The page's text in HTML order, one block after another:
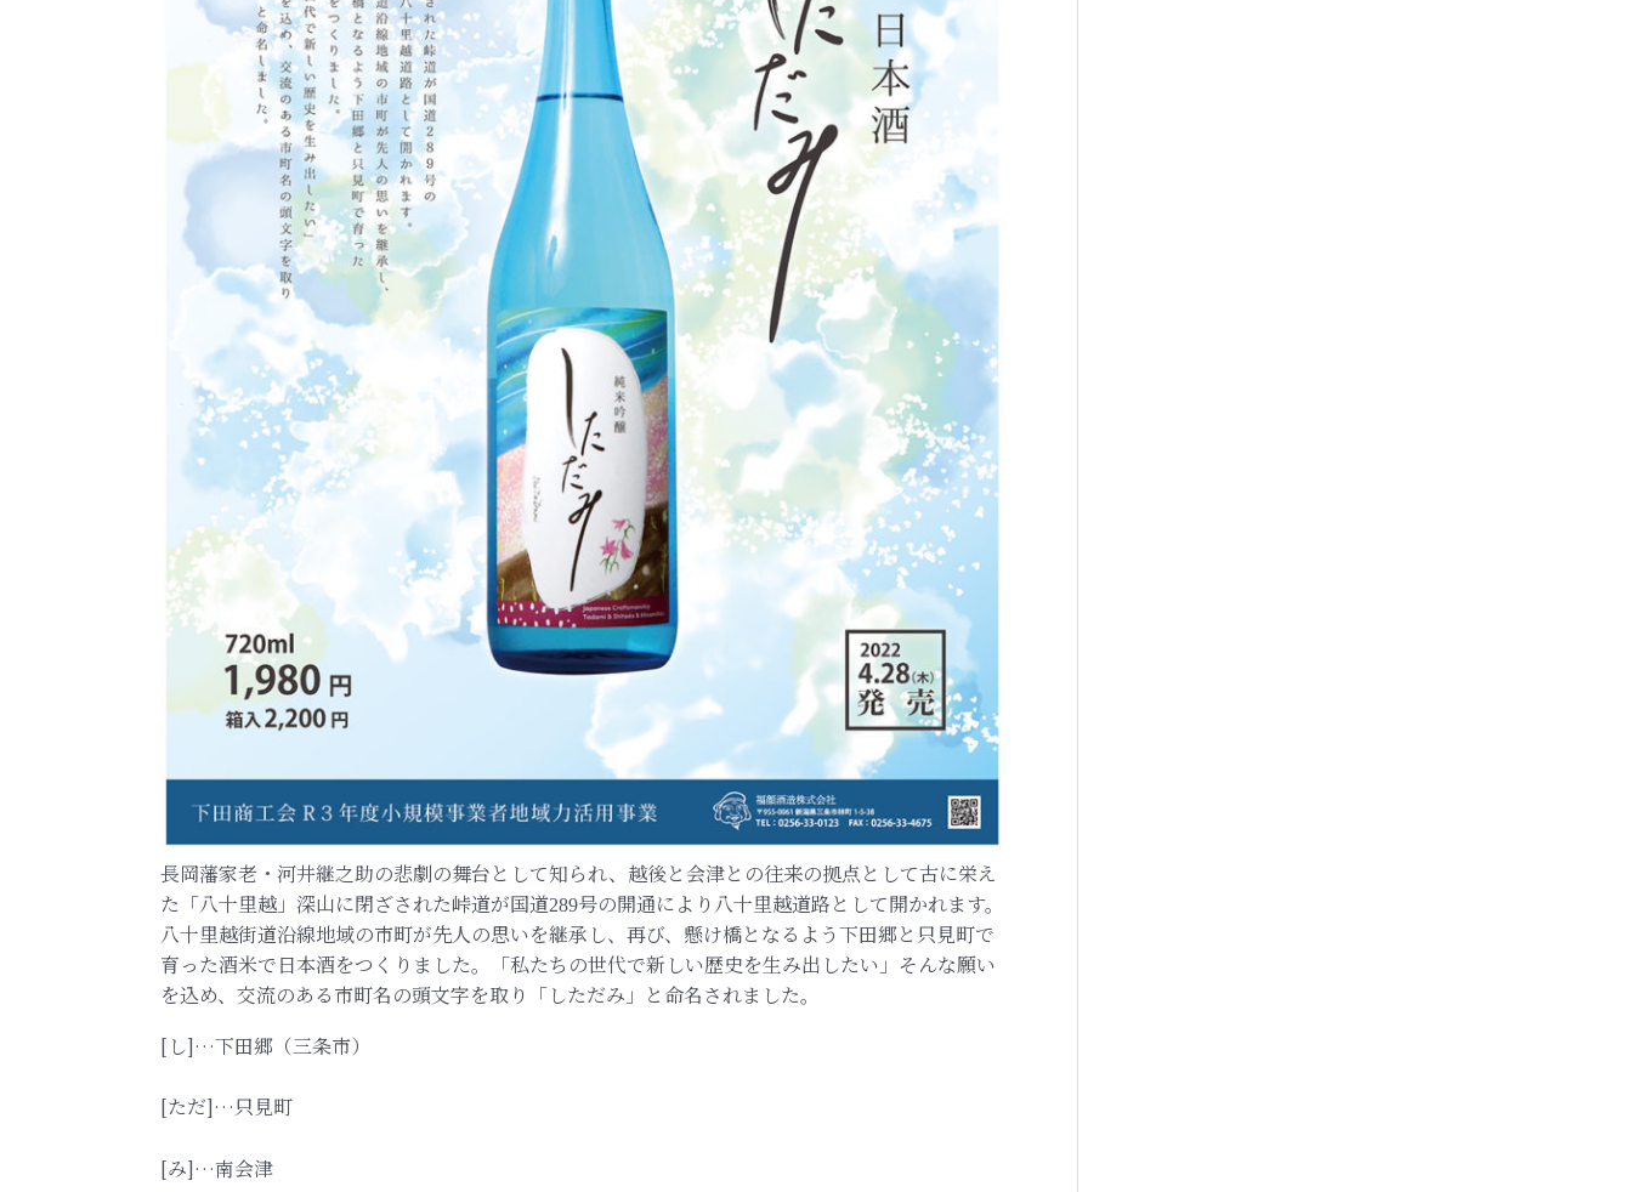
長岡藩家老・河井継之助の悲劇の舞台として知られ、越後と会津との往来の拠点として古に栄え
た「八十里越」深山に閉ざされた峠道が国道289号の開通により八十里越道路として開かれます。
八十里越街道沿線地域の市町が先人の思いを継承し、再び、懸け橋となるよう下田郷と只見町で
育った酒米で日本酒をつくりました。「私たちの世代で新しい歴史を生み出したい」そんな願い
を込め、交流のある市町名の頭文字を取り「しただみ」と命名されました。
[し]…下田郷（三条市）
[ただ]…只見町
[み]…南会津